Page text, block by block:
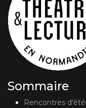
Sommaire
Rencontres d'été